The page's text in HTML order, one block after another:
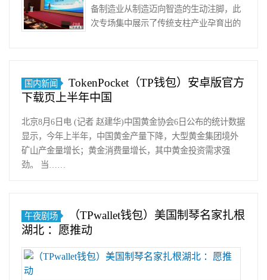
备制造业从制造迈向智造的生动注脚，此
次专场集中展示了传统支柱产业孕育出的
国内新闻
TokenPocket（TP钱包）安卓版官方
下载页上半年中国
北京8月6日电 (记者 赵建华)中国黄金协会6日公布的统计数据
显示，今年上半年，中国黄金产量下降，大型黄金集团境外
矿山产金量增长；黄金消费量增长，其中黄金投资需求强
劲。 当……
午夜剧场
（TPwallet钱包）美国制琴名家扎根
湖北 ：愿推动